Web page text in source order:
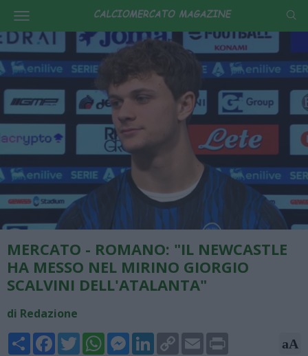
MERCATO - ROMANO: "IL NEWCASTLE
HA MESSO NEL MIRINO GIORGIO
SCALVINI DELL'ATALANTA"
di Redazione
Share FacebookTwitterWhatsAppMessengerLinkedInCopy
Link
Email aA